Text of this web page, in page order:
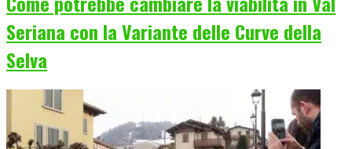
Seriana con la Variante delle Curve della
Selva